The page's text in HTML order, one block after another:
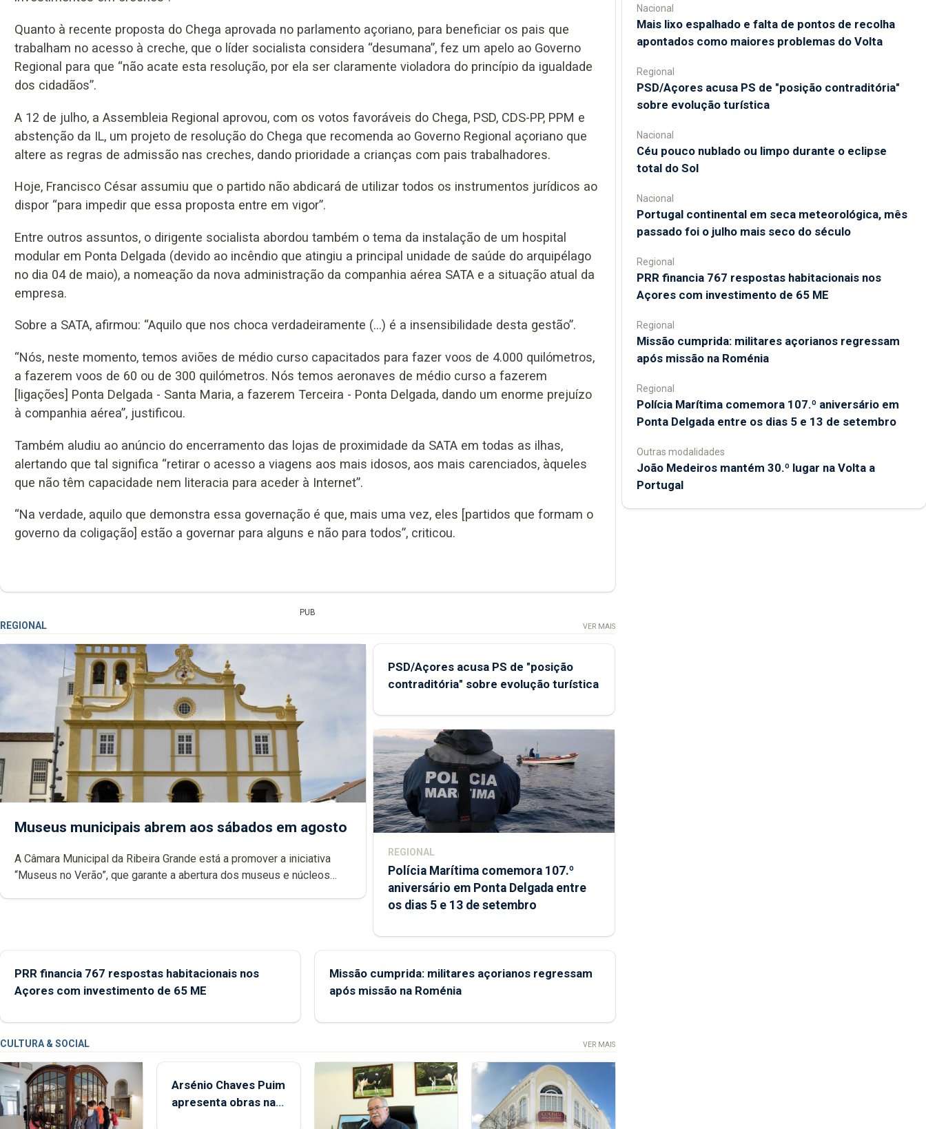
Quanto à recente proposta do Chega aprovada no parlamento açoriano, para beneficiar os pais que
trabalham no acesso à creche, que o líder socialista considera “desumana”, fez um apelo ao Governo
Regional para que “não acate esta resolução, por ela ser claramente violadora do princípio da igualdade
dos cidadãos”.
A 12 de julho, a Assembleia Regional aprovou, com os votos favoráveis do Chega, PSD, CDS-PP, PPM e
abstenção da IL, um projeto de resolução do Chega que recomenda ao Governo Regional açoriano que
altere as regras de admissão nas creches, dando prioridade a crianças com pais trabalhadores.
Hoje, Francisco César assumiu que o partido não abdicará de utilizar todos os instrumentos jurídicos ao
dispor “para impedir que essa proposta entre em vigor”.
Entre outros assuntos, o dirigente socialista abordou também o tema da instalação de um hospital
modular em Ponta Delgada (devido ao incêndio que atingiu a principal unidade de saúde do arquipélago
no dia 04 de maio), a nomeação da nova administração da companhia aérea SATA e a situação atual da
empresa.
Sobre a SATA, afirmou: “Aquilo que nos choca verdadeiramente (…) é a insensibilidade desta gestão”.
“Nós, neste momento, temos aviões de médio curso capacitados para fazer voos de 4.000 quilómetros,
a fazerem voos de 60 ou de 300 quilómetros. Nós temos aeronaves de médio curso a fazerem
[ligações] Ponta Delgada - Santa Maria, a fazerem Terceira - Ponta Delgada, dando um enorme prejuízo
à companhia aérea”, justificou.
Também aludiu ao anúncio do encerramento das lojas de proximidade da SATA em todas as ilhas,
alertando que tal significa “retirar o acesso a viagens aos mais idosos, aos mais carenciados, àqueles
que não têm capacidade nem literacia para aceder à Internet”.
“Na verdade, aquilo que demonstra essa governação é que, mais uma vez, eles [partidos que formam o
governo da coligação] estão a governar para alguns e não para todos”, criticou.
PUB
REGIONAL VER MAIS
Museus municipais abrem aos sábados em agosto
A Câmara Municipal da Ribeira Grande está a promover a iniciativa
“Museus no Verão”, que garante a abertura dos museus e núcleos
PSD/Açores acusa PS de "posição
contraditória" sobre evolução turística
REGIONAL
Polícia Marítima comemora 107.º
aniversário em Ponta Delgada entre
os dias 5 e 13 de setembro
PRR financia 767 respostas habitacionais nos
Açores com investimento de 65 ME
Missão cumprida: militares açorianos regressam
após missão na Roménia
CULTURA & SOCIAL VER MAIS
Arsénio Chaves Puim
apresenta obras na
Nacional
Mais lixo espalhado e falta de pontos de recolha
apontados como maiores problemas do Volta
Regional
PSD/Açores acusa PS de "posição contraditória"
sobre evolução turística
Nacional
Céu pouco nublado ou limpo durante o eclipse
total do Sol
Nacional
Portugal continental em seca meteorológica, mês
passado foi o julho mais seco do século
Regional
PRR financia 767 respostas habitacionais nos
Açores com investimento de 65 ME
Regional
Missão cumprida: militares açorianos regressam
após missão na Roménia
Regional
Polícia Marítima comemora 107.º aniversário em
Ponta Delgada entre os dias 5 e 13 de setembro
Outras modalidades
João Medeiros mantém 30.º lugar na Volta a
Portugal